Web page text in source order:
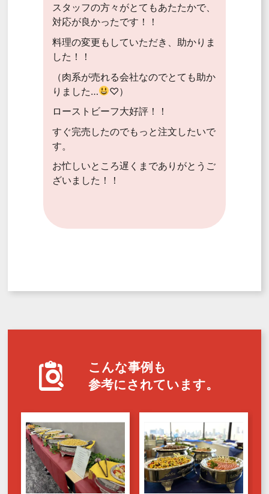
スタッフの方々がとてもあたたかで、
対応が良かったです！！
料理の変更もしていただき、助かりま
した！！
（肉系が売れる会社なのでとても助か
りました…
♡）
ローストビーフ大好評！！
すぐ完売したのでもっと注文したいで
す。
お忙しいところ遅くまでありがとうご
ざいました！！
こんな事例も
参考にされています。